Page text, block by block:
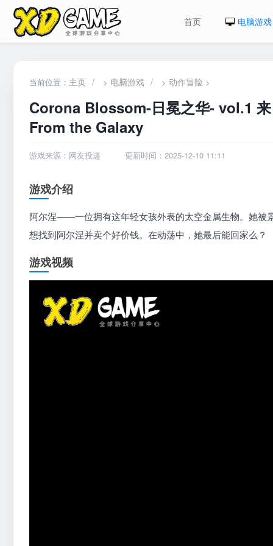
首页 电脑游戏
当前位置： 主页 / > 电脑游戏 / > 动作冒险 >
Corona Blossom-日冕之华- vol.1
From the Galaxy
游戏来源：网友投递 更新时间：2025-12-10 11:11
游戏介绍
阿尔涅——一位拥有这年轻女孩外表的太空金属生物。她被
想找到阿尔涅并卖个好价钱。在动荡中，她最后能回家么？
游戏视频